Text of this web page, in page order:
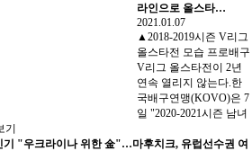
라인으로 올스타…
2021.01.07
▲2018-2019시즌 V리그
올스타전 모습 프로배구
V리그 올스타전이 2년
연속 열리지 않는다.한
국배구연맹(KOVO)은 7
일 "2020-2021시즌 남녀
기
기 "우크라이나 위한 金"…마후치크, 유럽선수권 여